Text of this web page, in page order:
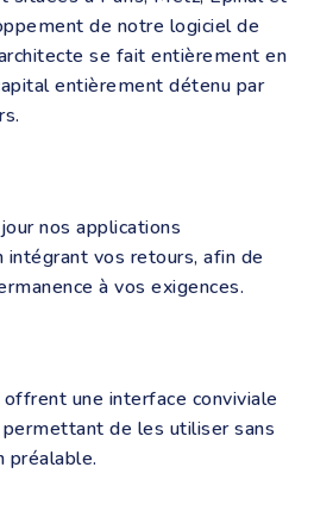
de notre logiciel de
se fait entièrement en
entièrement détenu par
nos applications
intégrant vos retours, afin de
à vos exigences.
une interface conviviale
de les utiliser sans
préalable.